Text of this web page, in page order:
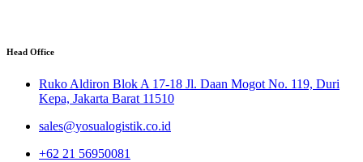
Head Office
Ruko Aldiron Blok A 17-18 Jl. Daan Mogot No. 119, Duri
Kepa, Jakarta Barat 11510
sales@yosualogistik.co.id
+62 21 56950081